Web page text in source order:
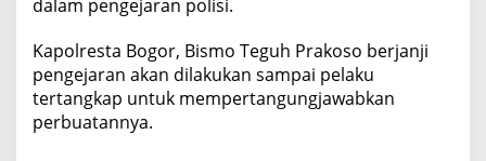
u
P
o
dalam pengejaran polisi.
Kapolresta Bogor, Bismo Teguh Prakoso berjanji
pengejaran akan dilakukan sampai pelaku
tertangkap untuk mempertangungjawabkan
perbuatannya.